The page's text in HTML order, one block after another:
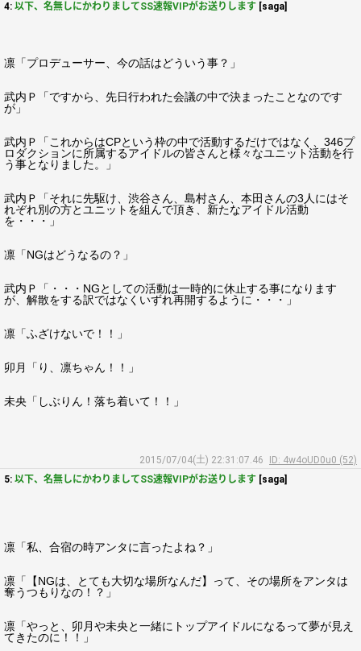
4: 以下、名無しにかわりましてSS速報VIPがお送りします [saga]
凛「プロデューサー、今の話はどういう事？」
武内Ｐ「ですから、先日行われた会議の中で決まったことなのです
が」
武内Ｐ「これからはCPという枠の中で活動するだけではなく、346プ
ロダクションに所属するアイドルの皆さんと様々なユニット活動を行
う事となりました。」
武内Ｐ「それに先駆け、渋谷さん、島村さん、本田さんの3人にはそ
れぞれ別の方とユニットを組んで頂き、新たなアイドル活動
を・・・」
凛「NGはどうなるの？」
武内Ｐ「・・・NGとしての活動は一時的に休止する事になります
が、解散をする訳ではなくいずれ再開するように・・・」
凛「ふざけないで！！」
卯月「り、凛ちゃん！！」
未央「しぶりん！落ち着いて！！」
2015/07/04(土) 22:31:07.46
ID: 4w4oUD0u0 (52)
5: 以下、名無しにかわりましてSS速報VIPがお送りします [saga]
凛「私、合宿の時アンタに言ったよね？」
凛「【NGは、とても大切な場所なんだ】って、その場所をアンタは
奪うつもりなの！？」
凛「やっと、卯月や未央と一緒にトップアイドルになるって夢が見え
てきたのに！！」